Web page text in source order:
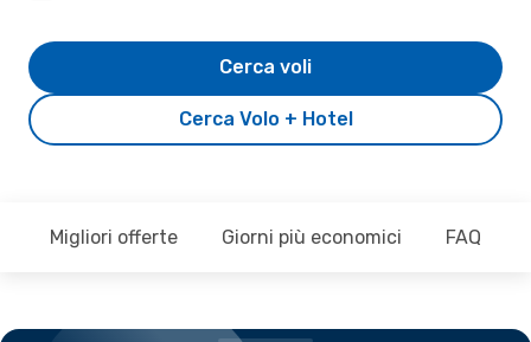
Cerca Volo + Hotel
Cerca voli
Migliori offerte Giorni più economici FAQ